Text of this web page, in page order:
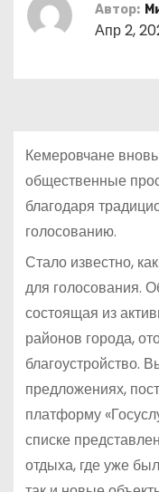
Автор:
Апр 2,
Кемеровчане
общественные
благодаря
голосованию.
Стало известно,
для голосования.
состоящая из
районов города,
благоустройство.
предложениях,
платформу
списке
отдыха, где уже